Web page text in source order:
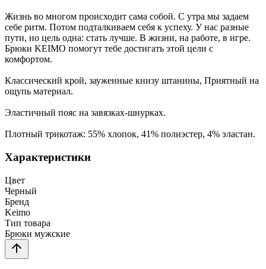
Жизнь во многом происходит сама собой. С утра мы задаем
себе ритм. Потом подталкиваем себя к успеху. У нас разные
пути, но цель одна: стать лучше. В жизни, на работе, в игре.
Брюки KEIMO помогут тебе достигать этой цели с
комфортом.
Классический крой, зауженные книзу штанины, Приятный на
ощупь материал.
Эластичный пояс на завязках-шнурках.
Плотный трикотаж: 55% хлопок, 41% полиэстер, 4% эластан.
Характеристики
Цвет
Черный
Бренд
Keimo
Тип товара
Брюки мужские